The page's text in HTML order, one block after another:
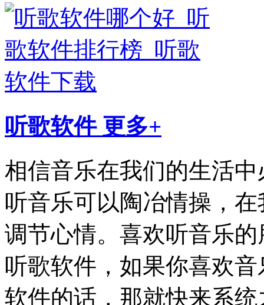
听歌软件 更多+
相信音乐在我们的生活
听音乐可以陶冶情操，
调节心情。喜欢听音乐
听歌软件，如果你喜欢
软件的话，那就快来系